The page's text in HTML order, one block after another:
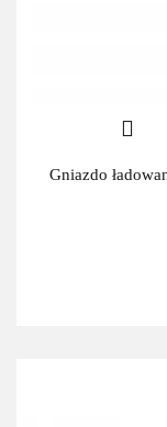
Gniazdo